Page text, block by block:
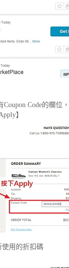
Code的欄位，
】
用的折扣碼